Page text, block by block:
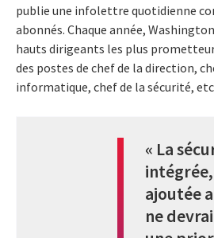
publie une infolettre quotidienne
abonnés. Chaque année,
hauts dirigeants les plus
des postes de chef de la direction,
informatique, chef de la sécurité, etc
« La
ajoutée
ne